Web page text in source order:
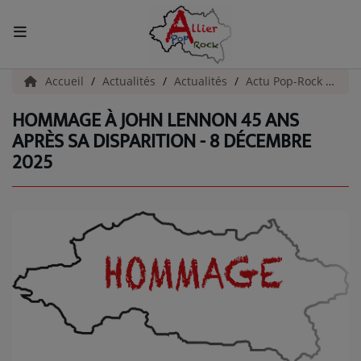
ACCUEIL
Actualités
INFOS - ALLIER
INFOS POP ROCK
La Radio
EMISSIONS
Accueil Actualités Actualités Actu Pop-Rock
HOMMAGE À JOHN LENNON 45 ANS
APRÈS SA DISPARITION - 8 DÉCEMBRE
2025